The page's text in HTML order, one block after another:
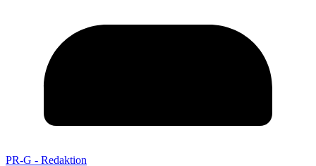
PR-G - Redaktion